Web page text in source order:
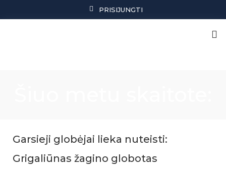
PRISIJUNGTI
Garsieji globėjai lieka nuteisti:
Grigaliūnas žagino globotas